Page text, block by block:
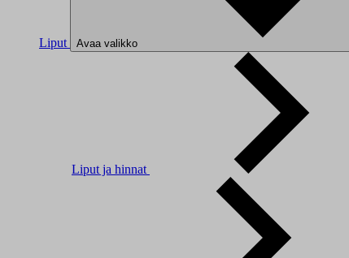
Liput Avaa valikko
Liput ja hinnat